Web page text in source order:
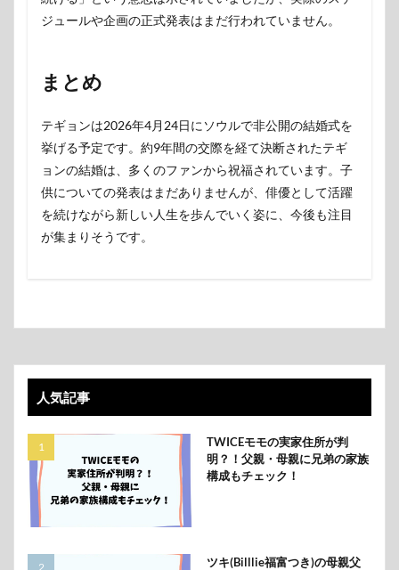
ジュールや企画の正式発表はまだ行われていません。
まとめ
テギョンは2026年4月24日にソウルで非公開の結婚式を
挙げる予定です。約9年間の交際を経て決断されたテギ
ョンの結婚は、多くのファンから祝福されています。子
供についての発表はまだありませんが、俳優として活躍
を続けながら新しい人生を歩んでいく姿に、今後も注目
が集まりそうです。
人気記事
TWICEモモの実家住所が判
明？！父親・母親に兄弟の家族
構成もチェック！
ツキ(Billlie福富つき)の母親父